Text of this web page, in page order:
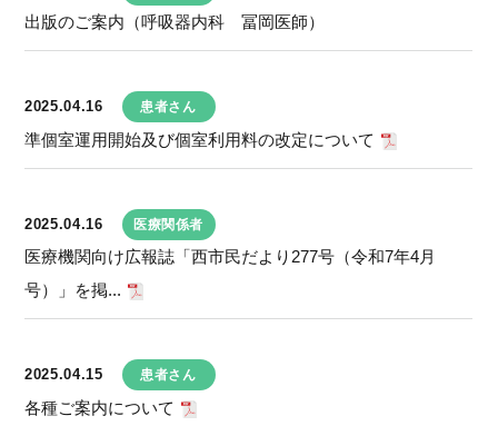
出版のご案内（呼吸器内科 冨岡医師）
2025.04.16 患者さん
準個室運用開始及び個室利用料の改定について
2025.04.16 医療関係者
医療機関向け広報誌「西市民だより277号（令和7年4月
号）」を掲...
2025.04.15 患者さん
各種ご案内について